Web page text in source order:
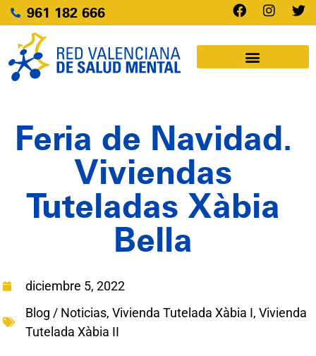
961 182 666
Feria de Navidad.
Viviendas
Tuteladas Xàbia
Bella
diciembre 5, 2022
Blog / Noticias,Vivienda Tutelada Xàbia I,Vivienda
Tutelada Xàbia II